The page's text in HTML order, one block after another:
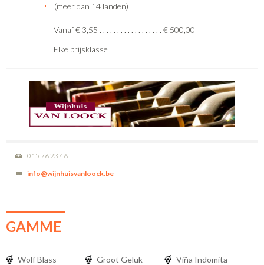
(meer dan 14 landen)
Vanaf € 3,55 . . . . . . . . . . . . . . . . . . € 500,00
Elke prijsklasse
015 76 23 46
info@wijnhuisvanloock.be
GAMME
Wolf Blass Groot Geluk
Viña Indomita